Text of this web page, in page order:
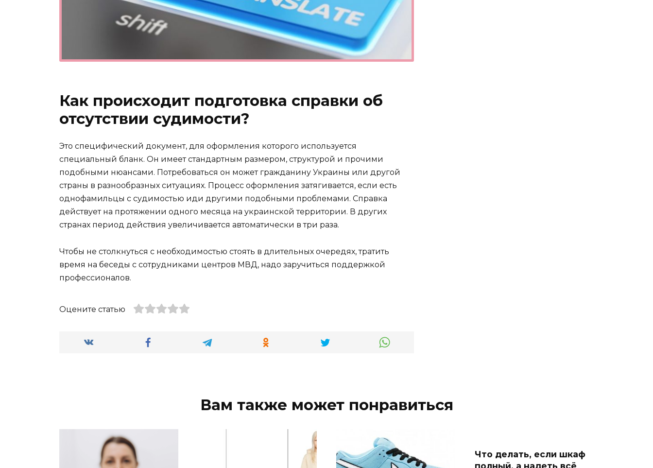
Как происходит подготовка справки об
отсутствии судимости?
Это специфический документ, для оформления которого используется
специальный бланк. Он имеет стандартным размером, структурой и прочими
подобными нюансами. Потребоваться он может гражданину Украины или другой
страны в разнообразных ситуациях. Процесс оформления затягивается, если есть
однофамильцы с судимостью иди другими подобными проблемами. Справка
действует на протяжении одного месяца на украинской территории. В других
странах период действия увеличивается автоматически в три раза.
Чтобы не столкнуться с необходимостью стоять в длительных очередях, тратить
время на беседы с сотрудниками центров МВД, надо заручиться поддержкой
профессионалов.
Оцените статью
Вам также может понравиться
Что делать, если шкаф
полный, а надеть всё